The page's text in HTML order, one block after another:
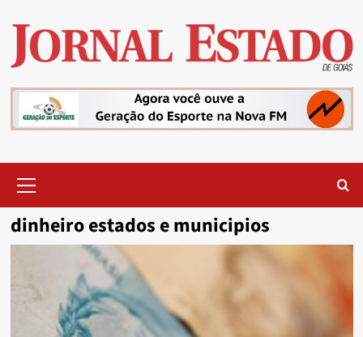
content
Menu
dinheiro estados e municipios